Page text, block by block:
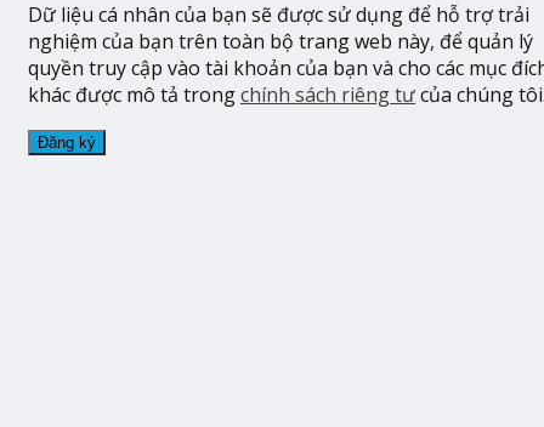
Dữ liệu cá nhân của bạn sẽ được sử dụng để hỗ trợ trải
nghiệm của bạn trên toàn bộ trang web này, để quản lý
quyền truy cập vào tài khoản của bạn và cho các mục
khác được mô tả trongchính sách riêng tưcủa chúng
Đăng ký